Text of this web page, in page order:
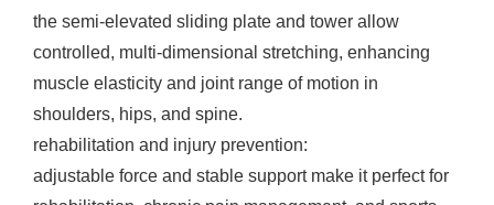
the semi-elevated sliding plate and tower allow
controlled, multi-dimensional stretching, enhancing
muscle elasticity and joint range of motion in
shoulders, hips, and spine.
rehabilitation and injury prevention:
adjustable force and stable support make it perfect for